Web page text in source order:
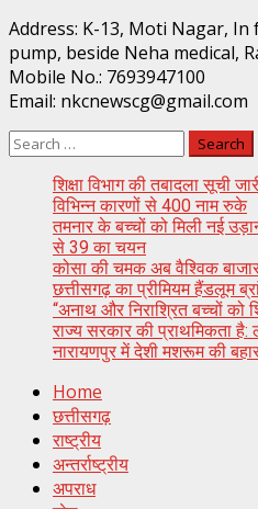
Address: K-13, Moti Nagar,
pump, beside Neha medical,
Mobile No.: 7693947100
Email: nkcnewscg@gmail.com
Search
शिक्षा विभाग की तबादला सूची
विभिन्न कारणों से 400 नाम रुके
तमनार के बच्चों को मिली नई
से 39 का चयन
कोसा की चमक अब वैश्विक
छत्तीसगढ़ का प्रीमियम हैंडलूम
“अनाथ और निराश्रित बच्चों को
राज्य सरकार की प्राथमिकता है:
नारायणपुर में देशी मशरूम की
Home
छत्तीसगढ़
राष्ट्रीय
अन्तर्राष्ट्रीय
अपराध